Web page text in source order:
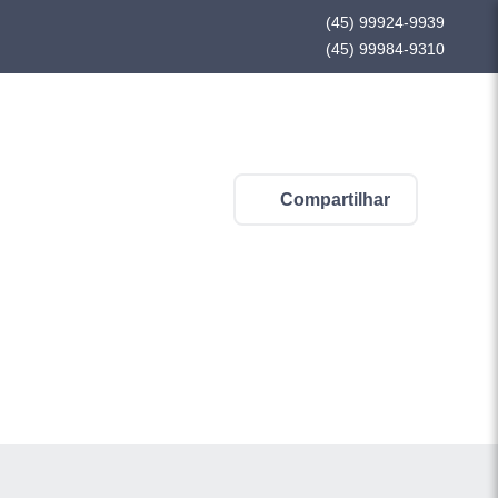
(45) 99924-9939
(45) 99984-9310
Compartilhar